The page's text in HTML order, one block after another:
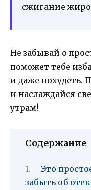
сжигание
Не забывай о
поможет тебе
и даже похудеть.
и наслаждайся
утрам!
Содержание
Это
забыть об